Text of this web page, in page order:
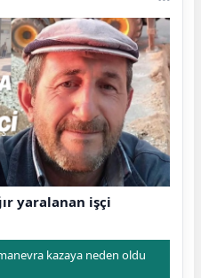
yaralanan işçi
kazaya neden oldu